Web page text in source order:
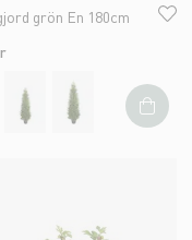
grön En 180cm